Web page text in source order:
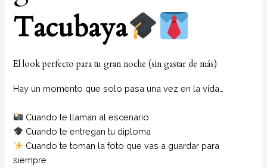
Tacubaya
El look perfecto para tu gran noche (sin gastar de más)
Hay un momento que solo pasa una vez en la vida…
Cuando te llaman al escenario
Cuando te entregan tu diploma
Cuando te toman la foto que vas a guardar para
siempre